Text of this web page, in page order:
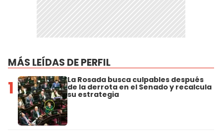
MÁS LEÍDAS DE PERFIL
1 La Rosada busca culpables después
de la derrota en el Senado y recalcula
su estrategia